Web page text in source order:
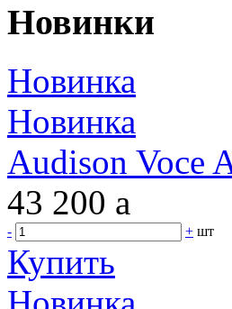
Новинки
Новинка
Новинка
Audison Voce
43 200 a
- + шт
Купить